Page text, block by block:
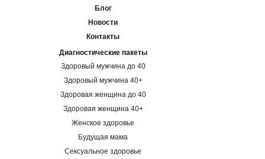
Блог
Новости
Контакты
Диагностические пакеты
Здоровый мужчина до 40
Здоровый мужчина 40+
Здоровая женщина до 40
Здоровая женщина 40+
Женское здоровье
Будущая мама
Сексуальное здоровье